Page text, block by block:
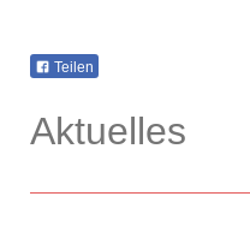
Teilen
Aktuelles